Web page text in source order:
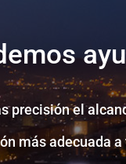
precisión el
más adecuada